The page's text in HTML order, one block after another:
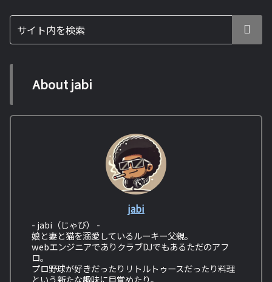
About jabi
jabi
- jabi（じゃび） -
娘と妻と猫を溺愛しているルーキー父親。
webエンジニアでありクラブDJでもあるただのアフ
ロ。
プロ野球が好きだったりリトルトゥースだったり料理
という新たな趣味に目覚めたり。